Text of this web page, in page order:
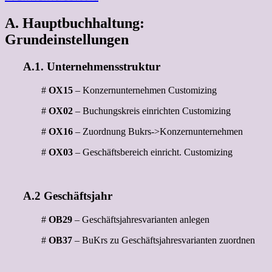
A. Hauptbuchhaltung:
Grundeinstellungen
A.1. Unternehmensstruktur
# OX15 – Konzernunternehmen Customizing
# OX02 – Buchungskreis einrichten Customizing
# OX16 – Zuordnung Bukrs->Konzernunternehmen
# OX03 – Geschäftsbereich einricht. Customizing
A.2 Geschäftsjahr
# OB29 – Geschäftsjahresvarianten anlegen
# OB37 – BuKrs zu Geschäftsjahresvarianten zuordnen